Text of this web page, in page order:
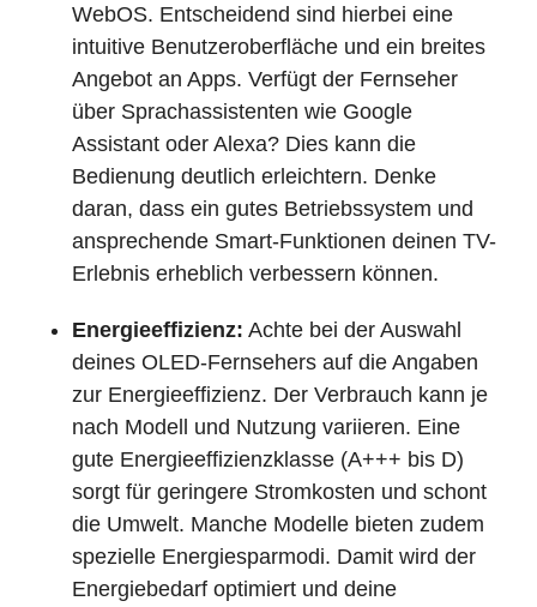
WebOS. Entscheidend sind hierbei eine
intuitive Benutzeroberfläche und ein breites
Angebot an Apps. Verfügt der Fernseher
über Sprachassistenten wie Google
Assistant oder Alexa? Dies kann die
Bedienung deutlich erleichtern. Denke
daran, dass ein gutes Betriebssystem und
ansprechende Smart-Funktionen deinen TV-
Erlebnis erheblich verbessern können.
Energieeffizienz: Achte bei der Auswahl
deines OLED-Fernsehers auf die Angaben
zur Energieeffizienz. Der Verbrauch kann je
nach Modell und Nutzung variieren. Eine
gute Energieeffizienzklasse (A+++ bis D)
sorgt für geringere Stromkosten und schont
die Umwelt. Manche Modelle bieten zudem
spezielle Energiesparmodi. Damit wird der
Energiebedarf optimiert und deine